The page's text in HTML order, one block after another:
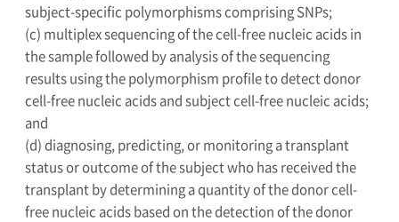
subject-specific polymorphisms comprising SNPs;
(c) multiplex sequencing of the cell-free nucleic acids in
the sample followed by analysis of the sequencing
results using the polymorphism profile to detect donor
cell-free nucleic acids and subject cell-free nucleic acids;
and
(d) diagnosing, predicting, or monitoring a transplant
status or outcome of the subject who has received the
transplant by determining a quantity of the donor cell-
free nucleic acids based on the detection of the donor